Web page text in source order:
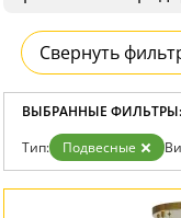
Свернуть
ВЫБРАННЫЕ ФИЛЬТРЫ:
Тип: Подвесные